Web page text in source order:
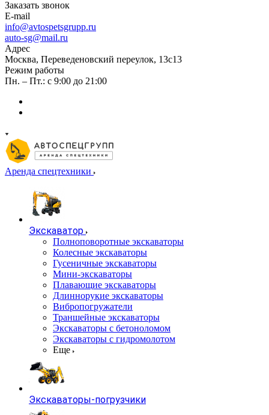
Заказать звонок
E-mail
info@avtospetsgrupp.ru
auto-sg@mail.ru
Адрес
Москва, Переведеновский переулок, 13с13
Режим работы
Пн. – Пт.: с 9:00 до 21:00
Аренда спецтехники
Экскаватор
Полноповоротные экскаваторы
Колесные экскаваторы
Гусеничные экскаваторы
Мини-экскаваторы
Плавающие экскаваторы
Длиннорукие экскаваторы
Вибропогружатели
Траншейные экскаваторы
Экскаваторы с бетоноломом
Экскаваторы с гидромолотом
Еще
Экскаваторы-погрузчики